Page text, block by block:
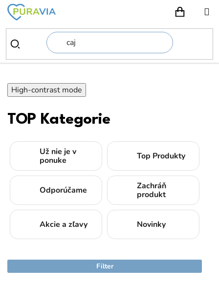
Prejsť
obsah
High-contrast mode
TOP Kategorie
Už nie je v
ponuke
Top Produkty
Odporúčame
Zachráň
produkt
Akcie a zľavy Novinky
Filter